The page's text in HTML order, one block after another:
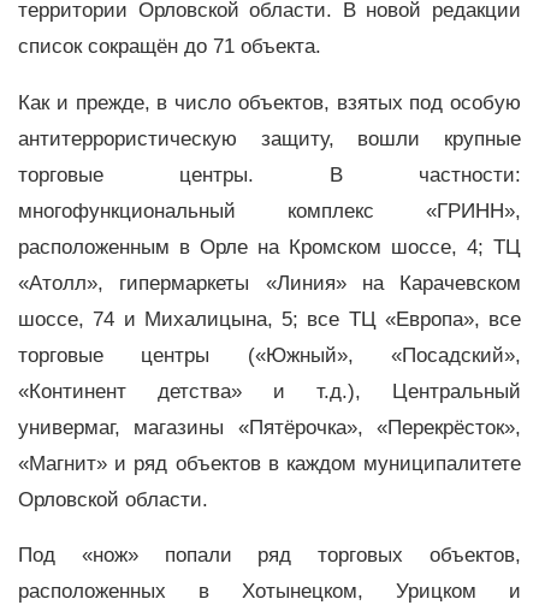
территории Орловской области. В новой редакции
список сокращён до 71 объекта.
Как и прежде, в число объектов, взятых под особую
антитеррористическую защиту, вошли крупные
торговые центры. В частности:
многофункциональный комплекс «ГРИНН»,
расположенным в Орле на Кромском шоссе, 4; ТЦ
«Атолл», гипермаркеты «Линия» на Карачевском
шоссе, 74 и Михалицына, 5; все ТЦ «Европа», все
торговые центры («Южный», «Посадский»,
«Континент детства» и т.д.), Центральный
универмаг, магазины «Пятёрочка», «Перекрёсток»,
«Магнит» и ряд объектов в каждом муниципалитете
Орловской области.
Под «нож» попали ряд торговых объектов,
расположенных в Хотынецком, Урицком и